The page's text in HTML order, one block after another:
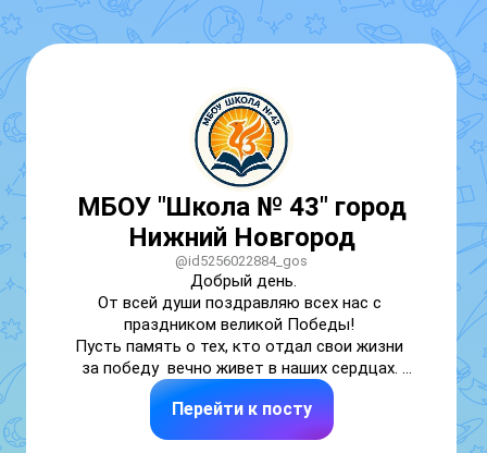
МБОУ "Школа № 43" город
Нижний Новгород
@id5256022884_gos
Добрый день.
От всей души поздравляю всех нас с
праздником великой Победы!
Пусть память о тех, кто отдал свои жизни
за победу  вечно живет в наших сердцах.
Желаю мирного неба, крепкого здоровья,
счастья вашим семьям.
Перейти к посту